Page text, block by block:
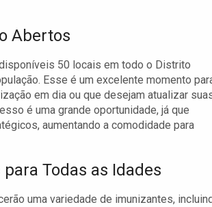
Abertos
50 locais em todo o Distrito
Esse é um excelente momento
em dia ou que desejam atualizar
é uma grande oportunidade, já que
aumentando a comodidade para
Todas as Idades
uma variedade de imunizantes,